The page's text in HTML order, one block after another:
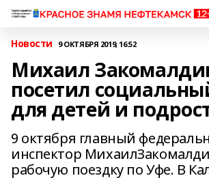
Новости 9 ОКТЯБРЯ 2019, 16:52
Михаил
посетил
для детей и
9 октября главный
инспектор
рабочую поездку по Уфе. В